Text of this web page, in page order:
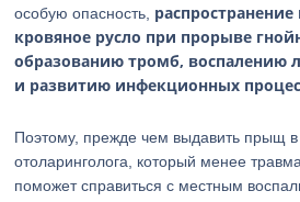
особую опасность,
кровяное русло при прорыве
образованию тромб, воспалению
и развитию инфекционных
Поэтому, прежде чем выдавить прыщ в
отоларинголога, который менее
поможет справиться с местным